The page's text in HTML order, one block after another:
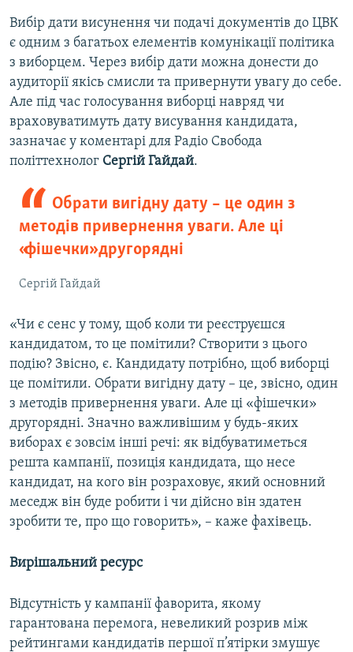
Вибір дати висунення чи подачі документів до ЦВК
є одним з багатьох елементів комунікації політика
з виборцем. Через вибір дати можна донести до
аудиторії якісь смисли та привернути увагу до себе.
Але під час голосування виборці навряд чи
враховуватимуть дату висування кандидата,
зазначає у коментарі для Радіо Свобода
політтехнолог Сергій Гайдай.
Обрати вигідну дату – це один з
методів привернення уваги. Але ці
«фішечки» другорядні
Сергій Гайдай
«Чи є сенс у тому, щоб коли ти реєструєшся
кандидатом, то це помітили? Створити з цього
подію? Звісно, є. Кандидату потрібно, щоб виборці
це помітили. Обрати вигідну дату – це, звісно, один
з методів привернення уваги. Але ці «фішечки»
другорядні. Значно важливішим у будь-яких
виборах є зовсім інші речі: як відбуватиметься
решта кампанії, позиція кандидата, що несе
кандидат, на кого він розраховує, який основний
меседж він буде робити і чи дійсно він здатен
зробити те, про що говорить», – каже фахівець.
Вирішальний ресурс
Відсутність у кампанії фаворита, якому
гарантована перемога, невеликий розрив між
рейтингами кандидатів першої п’ятірки змушує